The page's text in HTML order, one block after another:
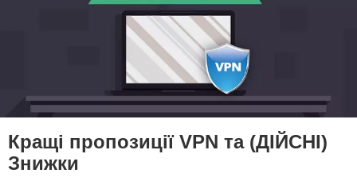
Кращі пропозиції VPN та (ДІЙСНІ)
Знижки